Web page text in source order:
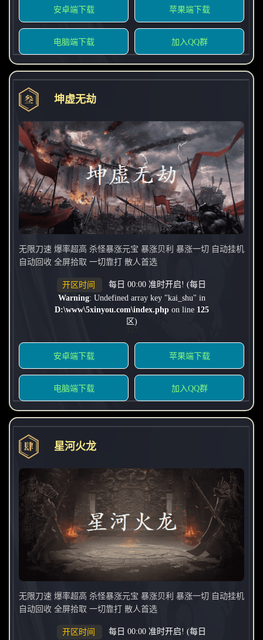
安卓端下载 苹果端下载
电脑端下载 加入QQ群
坤虚无劫
无限刀速 爆率超高 杀怪暴涨元宝 暴涨贝利 暴涨一切 自动挂机
自动回收 全屏拾取 一切靠打 散人首选
开区时间
每日 00:00 准时开启! (每日
Warning: Undefined array key "kai_shu" in
D:\www\5xinyou.com\index.phpon line 125
区)
安卓端下载 苹果端下载
电脑端下载 加入QQ群
星河火龙
无限刀速 爆率超高 杀怪暴涨元宝 暴涨贝利 暴涨一切 自动挂机
自动回收 全屏拾取 一切靠打 散人首选
开区时间
每日 00:00 准时开启! (每日